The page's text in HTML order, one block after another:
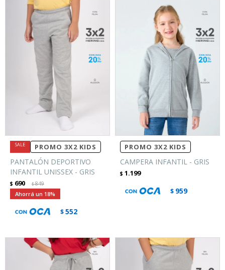
PROMO 3X2 KIDS
PANTALÓN DEPORTIVO
INFANTIL UNISSEX - GRIS
$ 690 $849
18
$552
PROMO 3X2 KIDS
CAMPERA INFANTIL - GRIS
$ 1.199
$ 959